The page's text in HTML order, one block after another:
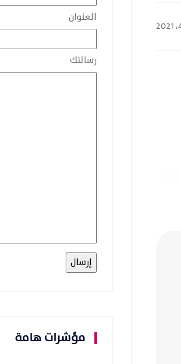
العنوان
رسالتك
مؤشرات هامة